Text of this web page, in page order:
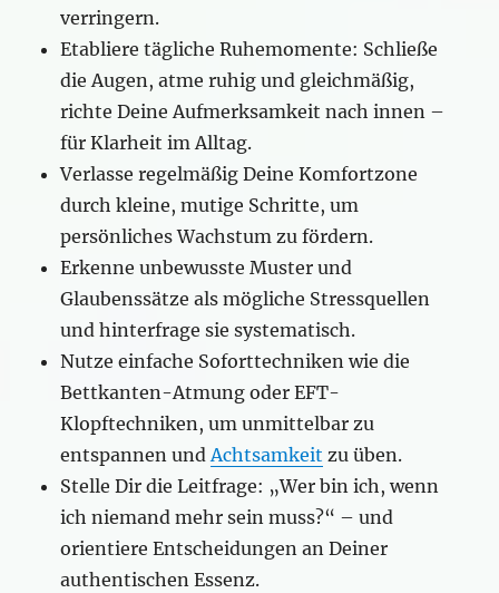
verringern.
Etabliere tägliche Ruhemomente: Schließe
die Augen, atme ruhig und gleichmäßig,
richte Deine Aufmerksamkeit nach innen –
für Klarheit im Alltag.
Verlasse regelmäßig Deine Komfortzone
durch kleine, mutige Schritte, um
persönliches Wachstum zu fördern.
Erkenne unbewusste Muster und
Glaubenssätze als mögliche Stressquellen
und hinterfrage sie systematisch.
Nutze einfache Soforttechniken wie die
Bettkanten-Atmung oder EFT-
Klopftechniken, um unmittelbar zu
entspannen undAchtsamkeit zu üben.
Stelle Dir die Leitfrage: „Wer bin ich, wenn
ich niemand mehr sein muss?“ – und
orientiere Entscheidungen an Deiner
authentischen Essenz.